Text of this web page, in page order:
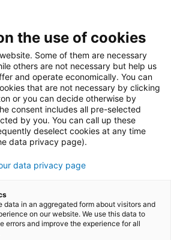
the use of cookies
Some of them are necessary
others are not necessary but help us
and operate economically. You can
that are not necessary by clicking
or you can decide otherwise by
consent includes all pre-selected
by you. You can call up these
deselect cookies at any time
data privacy page).
data privacy page
data in an aggregated form about visitors and
on our website. We use this data to
errors and improve the experience for all